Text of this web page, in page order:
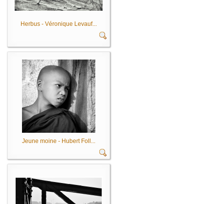
Herbus - Véronique Levauf...
Jeune moine - Hubert Foll...